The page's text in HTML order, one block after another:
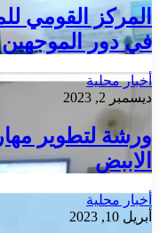
المركز القومي
في دور الموجهين
أخبار محلية
ديسمبر 2, 2023
ورشة لتطوير
الاببض
أخبار محلية
أبريل 10, 2023